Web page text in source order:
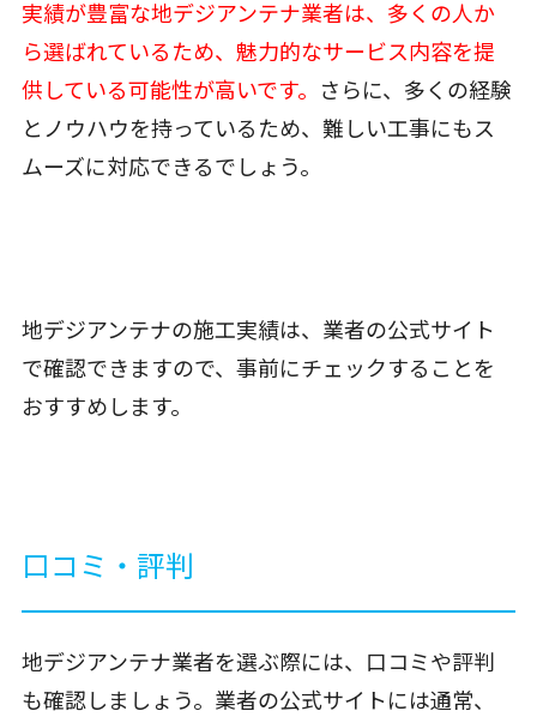
実績が豊富な地デジアンテナ業者は、多くの人か
ら選ばれているため、魅力的なサービス内容を提
供している可能性が高いです。 さらに、多くの経験
とノウハウを持っているため、難しい工事にもス
ムーズに対応できるでしょう。
地デジアンテナの施工実績は、業者の公式サイト
で確認できますので、事前にチェックすることを
おすすめします。
口コミ・評判
地デジアンテナ業者を選ぶ際には、口コミや評判
も確認しましょう。業者の公式サイトには通常、